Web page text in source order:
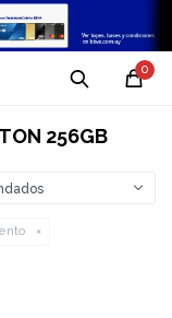
0
256GB